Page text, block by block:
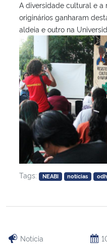
Ministério de Minas e Energia
Ministério da Ciência, Tecnologia,
Ministério do Meio Ambiente
Ministério do Turismo
Ministério do Desenvolvimento
Controladoria-Geral da União
Ministério da Mulher, da Família e
Secretaria-Geral
Secretaria de Governo
A diversidade cultural e a
originários ganharam
aldeia e outro na
Tags: NEABI notícias odh
Notícia